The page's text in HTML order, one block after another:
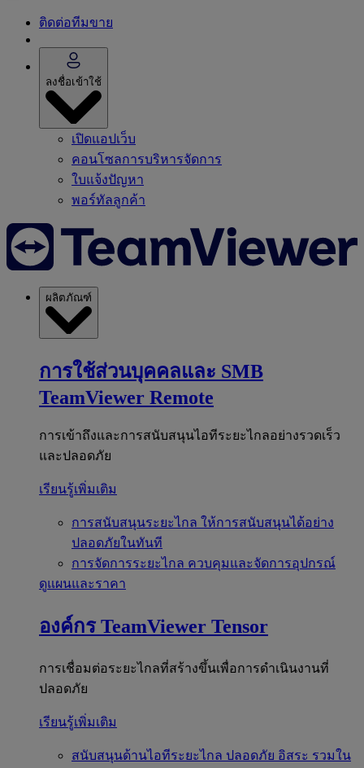
ติดต่อทีมขาย
ลงชื่อเข้าใช้
เปิดแอปเว็บ
คอนโซลการบริหารจัดการ
ใบแจ้งปัญหา
พอร์ทัลลูกค้า
ผลิตภัณฑ์
การใช้ส่วนบุคคลและ SMB
TeamViewer Remote
การเข้าถึงและการสนับสนุนไอทีระยะไกลอย่างรวดเร็ว
และปลอดภัย
เรียนรู้เพิ่มเติม
การสนับสนุนระยะไกล ให้การสนับสนุนได้อย่าง
ปลอดภัยในทันที
การจัดการระยะไกล ควบคุมและจัดการอุปกรณ์
ดูแผนและราคา
องค์กร TeamViewer Tensor
การเชื่อมต่อระยะไกลที่สร้างขึ้นเพื่อการดำเนินงานที่
ปลอดภัย
เรียนรู้เพิ่มเติม
สนับสนุนด้านไอทีระยะไกล ปลอดภัย อิสระ รวมใน